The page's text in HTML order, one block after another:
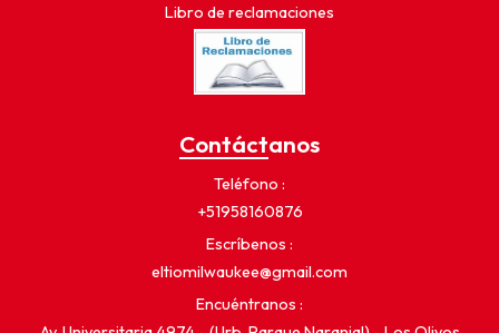
Libro de reclamaciones
Contáctanos
Teléfono
+51958160876
Escríbenos
eltiomilwaukee@gmail.com
Encuéntranos